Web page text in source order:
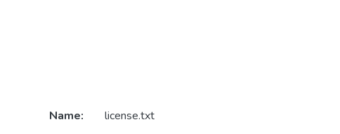
Name:
license.txt